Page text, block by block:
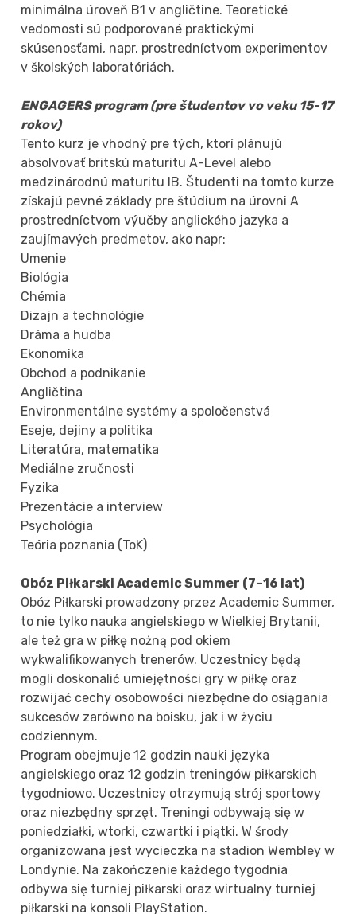
minimálna úroveň B1 v angličtine. Teoretické
vedomosti sú podporované praktickými
skúsenosťami, napr. prostredníctvom experimentov
v školských laboratóriách.
ENGAGERS program (pre študentov vo veku 15-17
rokov)
Tento kurz je vhodný pre tých, ktorí plánujú
absolvovať britskú maturitu A-Level alebo
medzinárodnú maturitu IB. Študenti na tomto kurze
získajú pevné základy pre štúdium na úrovni A
prostredníctvom výučby anglického jazyka a
zaujímavých predmetov, ako napr:
Umenie
Biológia
Chémia
Dizajn a technológie
Dráma a hudba
Ekonomika
Obchod a podnikanie
Angličtina
Environmentálne systémy a spoločenstvá
Eseje, dejiny a politika
Literatúra, matematika
Mediálne zručnosti
Fyzika
Prezentácie a interview
Psychológia
Teória poznania (ToK)
Obóz Piłkarski Academic Summer (7–16 lat)
Obóz Piłkarski prowadzony przez Academic Summer,
to nie tylko nauka angielskiego w Wielkiej Brytanii,
ale też gra w piłkę nożną pod okiem
wykwalifikowanych trenerów. Uczestnicy będą
mogli doskonalić umiejętności gry w piłkę oraz
rozwijać cechy osobowości niezbędne do osiągania
sukcesów zarówno na boisku, jak i w życiu
codziennym.
Program obejmuje 12 godzin nauki języka
angielskiego oraz 12 godzin treningów piłkarskich
tygodniowo. Uczestnicy otrzymują strój sportowy
oraz niezbędny sprzęt. Treningi odbywają się w
poniedziałki, wtorki, czwartki i piątki. W środy
organizowana jest wycieczka na stadion Wembley w
Londynie. Na zakończenie każdego tygodnia
odbywa się turniej piłkarski oraz wirtualny turniej
piłkarski na konsoli PlayStation.